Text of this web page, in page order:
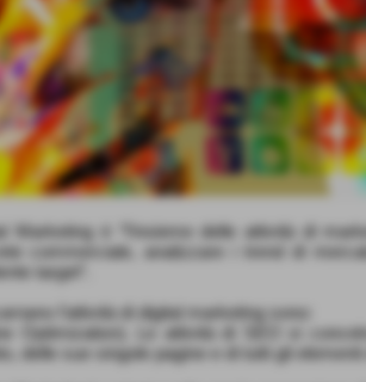
Marketing è “l’insieme delle attività di
commerciale, analizzare i trend di
target“.
l’attività di digital marketing sono:
Optimization). Le attività di SEO si
delle sue singole pagine e di tutti gli